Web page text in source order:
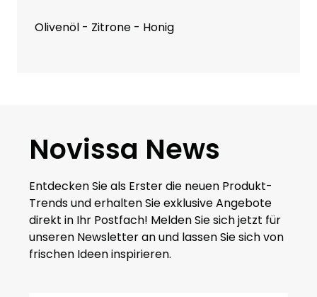
Olivenöl - Zitrone - Honig
Novissa News
Entdecken Sie als Erster die neuen Produkt-
Trends und erhalten Sie exklusive Angebote
direkt in Ihr Postfach! Melden Sie sich jetzt für
unseren Newsletter an und lassen Sie sich von
frischen Ideen inspirieren.